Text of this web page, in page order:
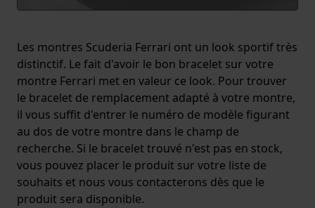
Les montres Scuderia Ferrari ont un look sportif très
distinctif. Le fait d'avoir le bon bracelet sur votre
montre Ferrari met en valeur ce look. Pour trouver
le bracelet de remplacement adapté à votre montre,
il vous suffit d'entrer le numéro de modèle figurant
au dos de votre montre dans le champ de
recherche. Si le bracelet trouvé n'est pas en stock,
vous pouvez placer le produit sur votre liste de
souhaits et nous vous contacterons dès que le
produit sera disponible.